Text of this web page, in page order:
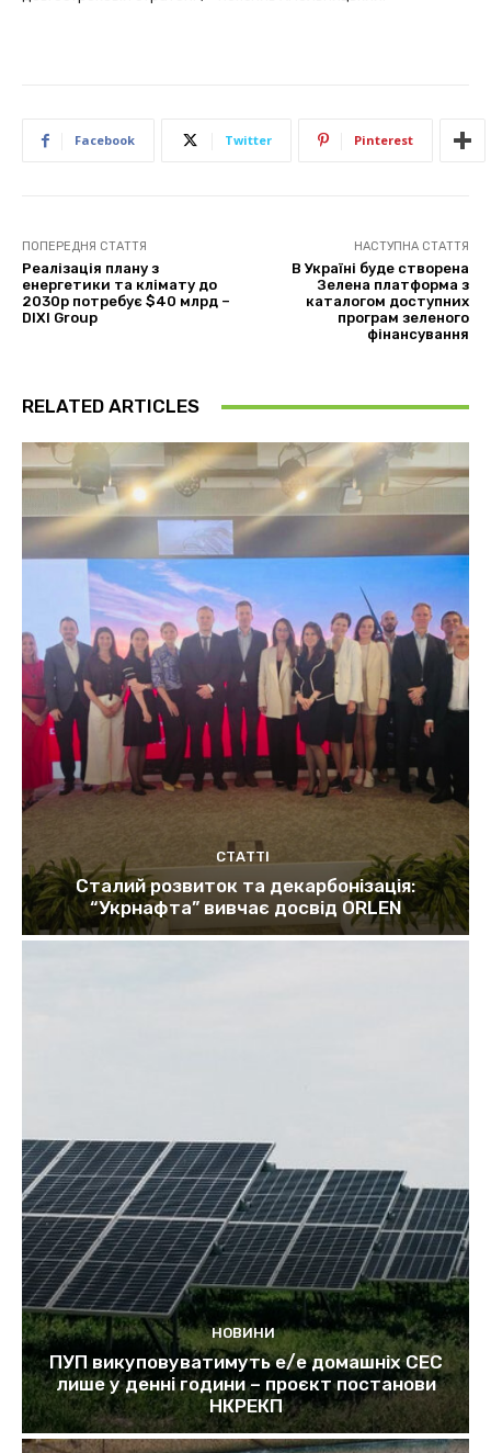
Facebook Twitter Pinterest
ПОПЕРЕДНЯ СТАТТЯ
Реалізація плану з
енергетики та клімату до
2030р потребує $40 млрд –
DIXI Group
НАСТУПНА СТАТТЯ
В Україні буде створена
Зелена платформа з
каталогом доступних
програм зеленого
фінансування
RELATED ARTICLES
СТАТТІ
Сталий розвиток та декарбонізація:
“Укрнафта” вивчає досвід ORLEN
НОВИНИ
ПУП викуповуватимуть е/е домашніх СЕС
лише у денні години – проєкт постанови
НКРЕКП